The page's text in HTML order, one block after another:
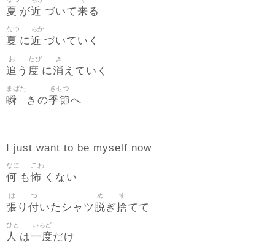
夏 が近 づいて来る
夏
なつ
に近
ちか
づいていく
追
お
う 度
たび
に消
き
えていく
瞬
まばた
きの季節
きせつ
へ
I just want to be myself now
何
なに
も怖
こわ
くない
張
は
り 付
つ
いたシャツ 脱
ぬ
ぎ捨
す
てて
人
ひと
は一度
いちど
だけ